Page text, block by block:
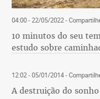
04:00 - 22/05/2022-
10 minutos do seu
estudo sobre
12:02 - 05/01/2014-
A destruição do